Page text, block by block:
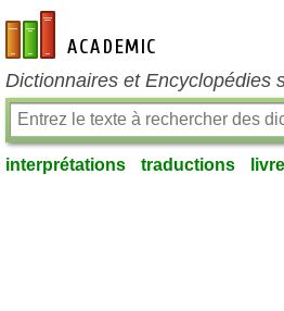
fr-academic.com
Dictionnaires et Encyclopédies
interprétations traductions